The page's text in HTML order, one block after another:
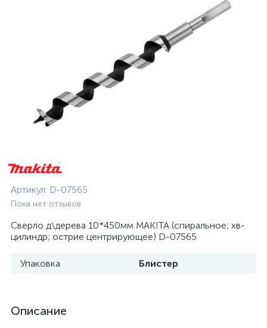
Артикул: D-07565
Пока нет отзывов
Сверло д\дерева 10*450мм MAKITA (спиральное; хв-
цилиндр; острие центрирующее) D-07565
Упаковка Блистер
Описание